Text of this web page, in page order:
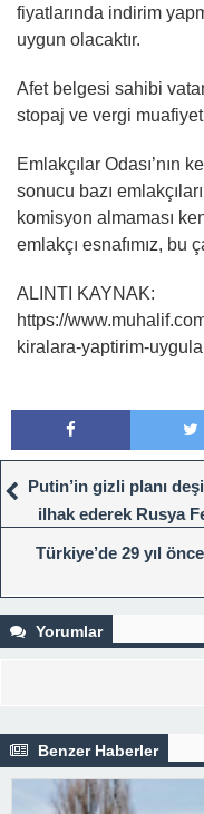
fiyatlarında indirim
uygun olacaktır.
Afet belgesi sahibi
stopaj ve vergi
Emlakçılar Odası’nın
sonucu bazı
komisyon almaması
emlakçı esnafımız, bu
ALINTI KAYNAK:
https://
kiralara-yaptirim-
Putin’in gizli planı
ilhak ederek Rusya
Türkiye’de 29 yıl
Yorumlar
Benzer Haberler